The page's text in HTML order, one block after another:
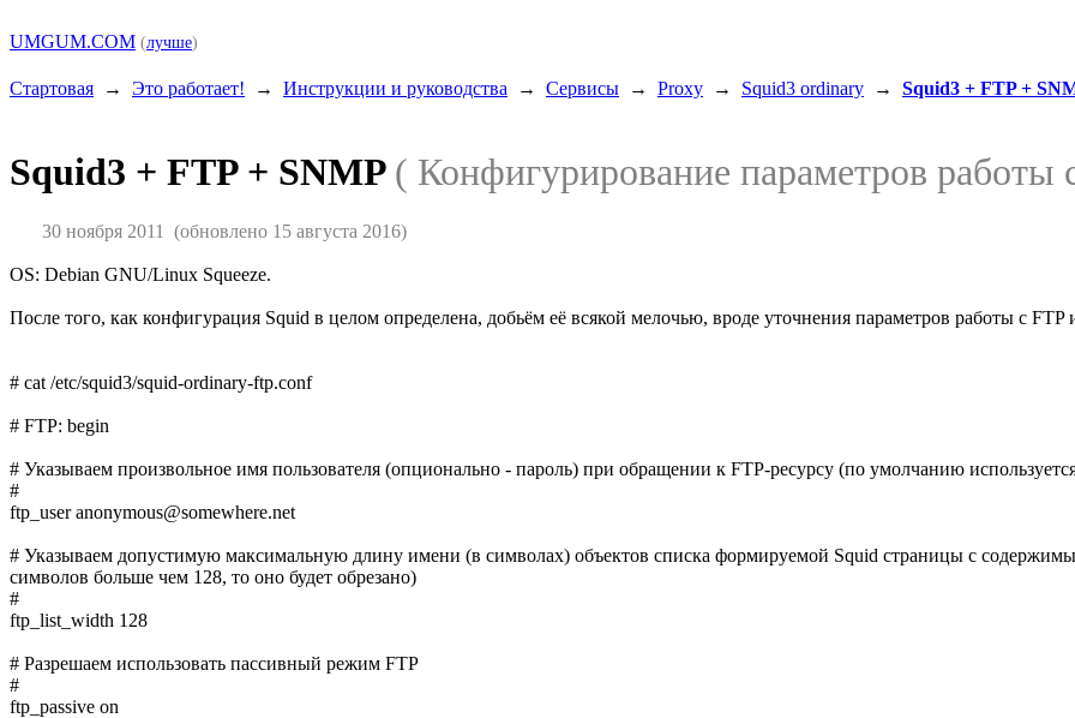
UMGUM.COM (лучше)
Стартовая → Это работает! → Инструкции и руководства → Сервисы → Proxy → Squid3 ordinary → Squid3 + FTP +
Squid3 + FTP + SNMP ( Конфигурирование параметров работы
30 ноября 2011 (обновлено 15 августа 2016)
OS: Debian GNU/Linux Squeeze.
После того, как конфигурация Squid в целом определена, добьём её всякой мелочью, вроде уточнения параметров работы с FTP
# cat /etc/squid3/squid-ordinary-ftp.conf
# FTP: begin
# Указываем произвольное имя пользователя (опционально - пароль) при обращении к FTP-ресурсу (по умолчанию
#
ftp_user anonymous@somewhere.net
# Указываем допустимую максимальную длину имени (в символах) объектов списка формируемой Squid страницы с
символов больше чем 128, то оно будет обрезано)
#
ftp_list_width 128
# Разрешаем использовать пассивный режим FTP
#
ftp_passive on